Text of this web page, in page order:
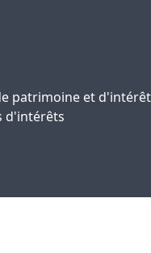
patrimoine et
d'intérêts